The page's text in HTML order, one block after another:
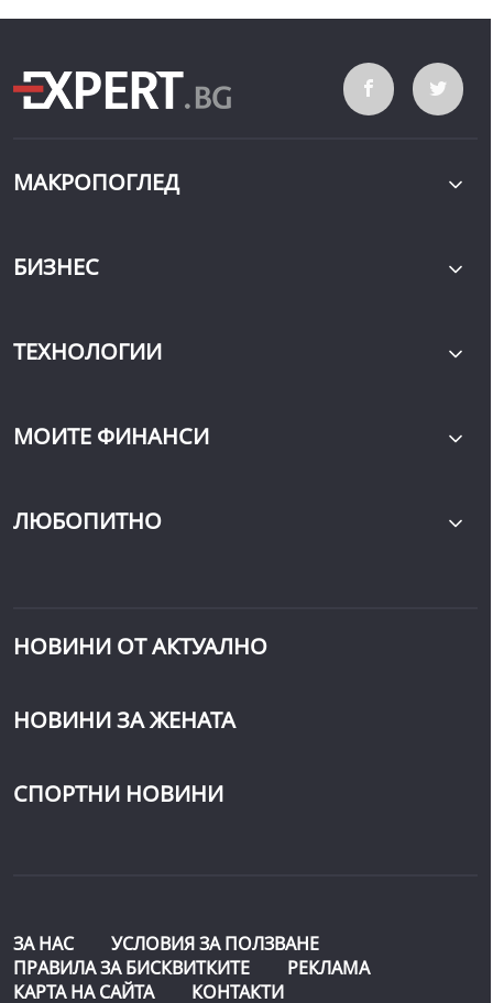
МАКРОПОГЛЕД
БИЗНЕС
ТЕХНОЛОГИИ
МОИТЕ ФИНАНСИ
ЛЮБОПИТНО
НОВИНИ ОТ АКТУАЛНО
НОВИНИ ЗА ЖЕНАТА
СПОРТНИ НОВИНИ
ЗА НАС
УСЛОВИЯ ЗА ПОЛЗВАНЕ
ПРАВИЛА ЗА БИСКВИТКИТЕ
РЕКЛАМА
КАРТА НА САЙТА
КОНТАКТИ